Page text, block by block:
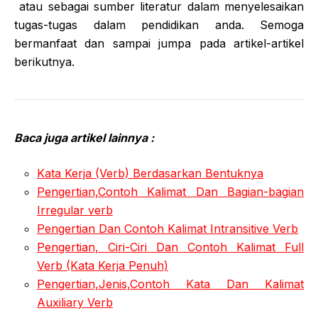
atau sebagai sumber literatur dalam menyelesaikan
tugas-tugas dalam pendidikan anda. Semoga
bermanfaat dan sampai jumpa pada artikel-artikel
berikutnya.
Baca juga artikel lainnya :
Kata Kerja (Verb) Berdasarkan Bentuknya
Pengertian,Contoh Kalimat Dan Bagian-bagian
Irregular verb
Pengertian Dan Contoh Kalimat Intransitive Verb
Pengertian, Ciri-Ciri Dan Contoh Kalimat Full
Verb (Kata Kerja Penuh)
Pengertian,Jenis,Contoh Kata Dan Kalimat
Auxiliary Verb